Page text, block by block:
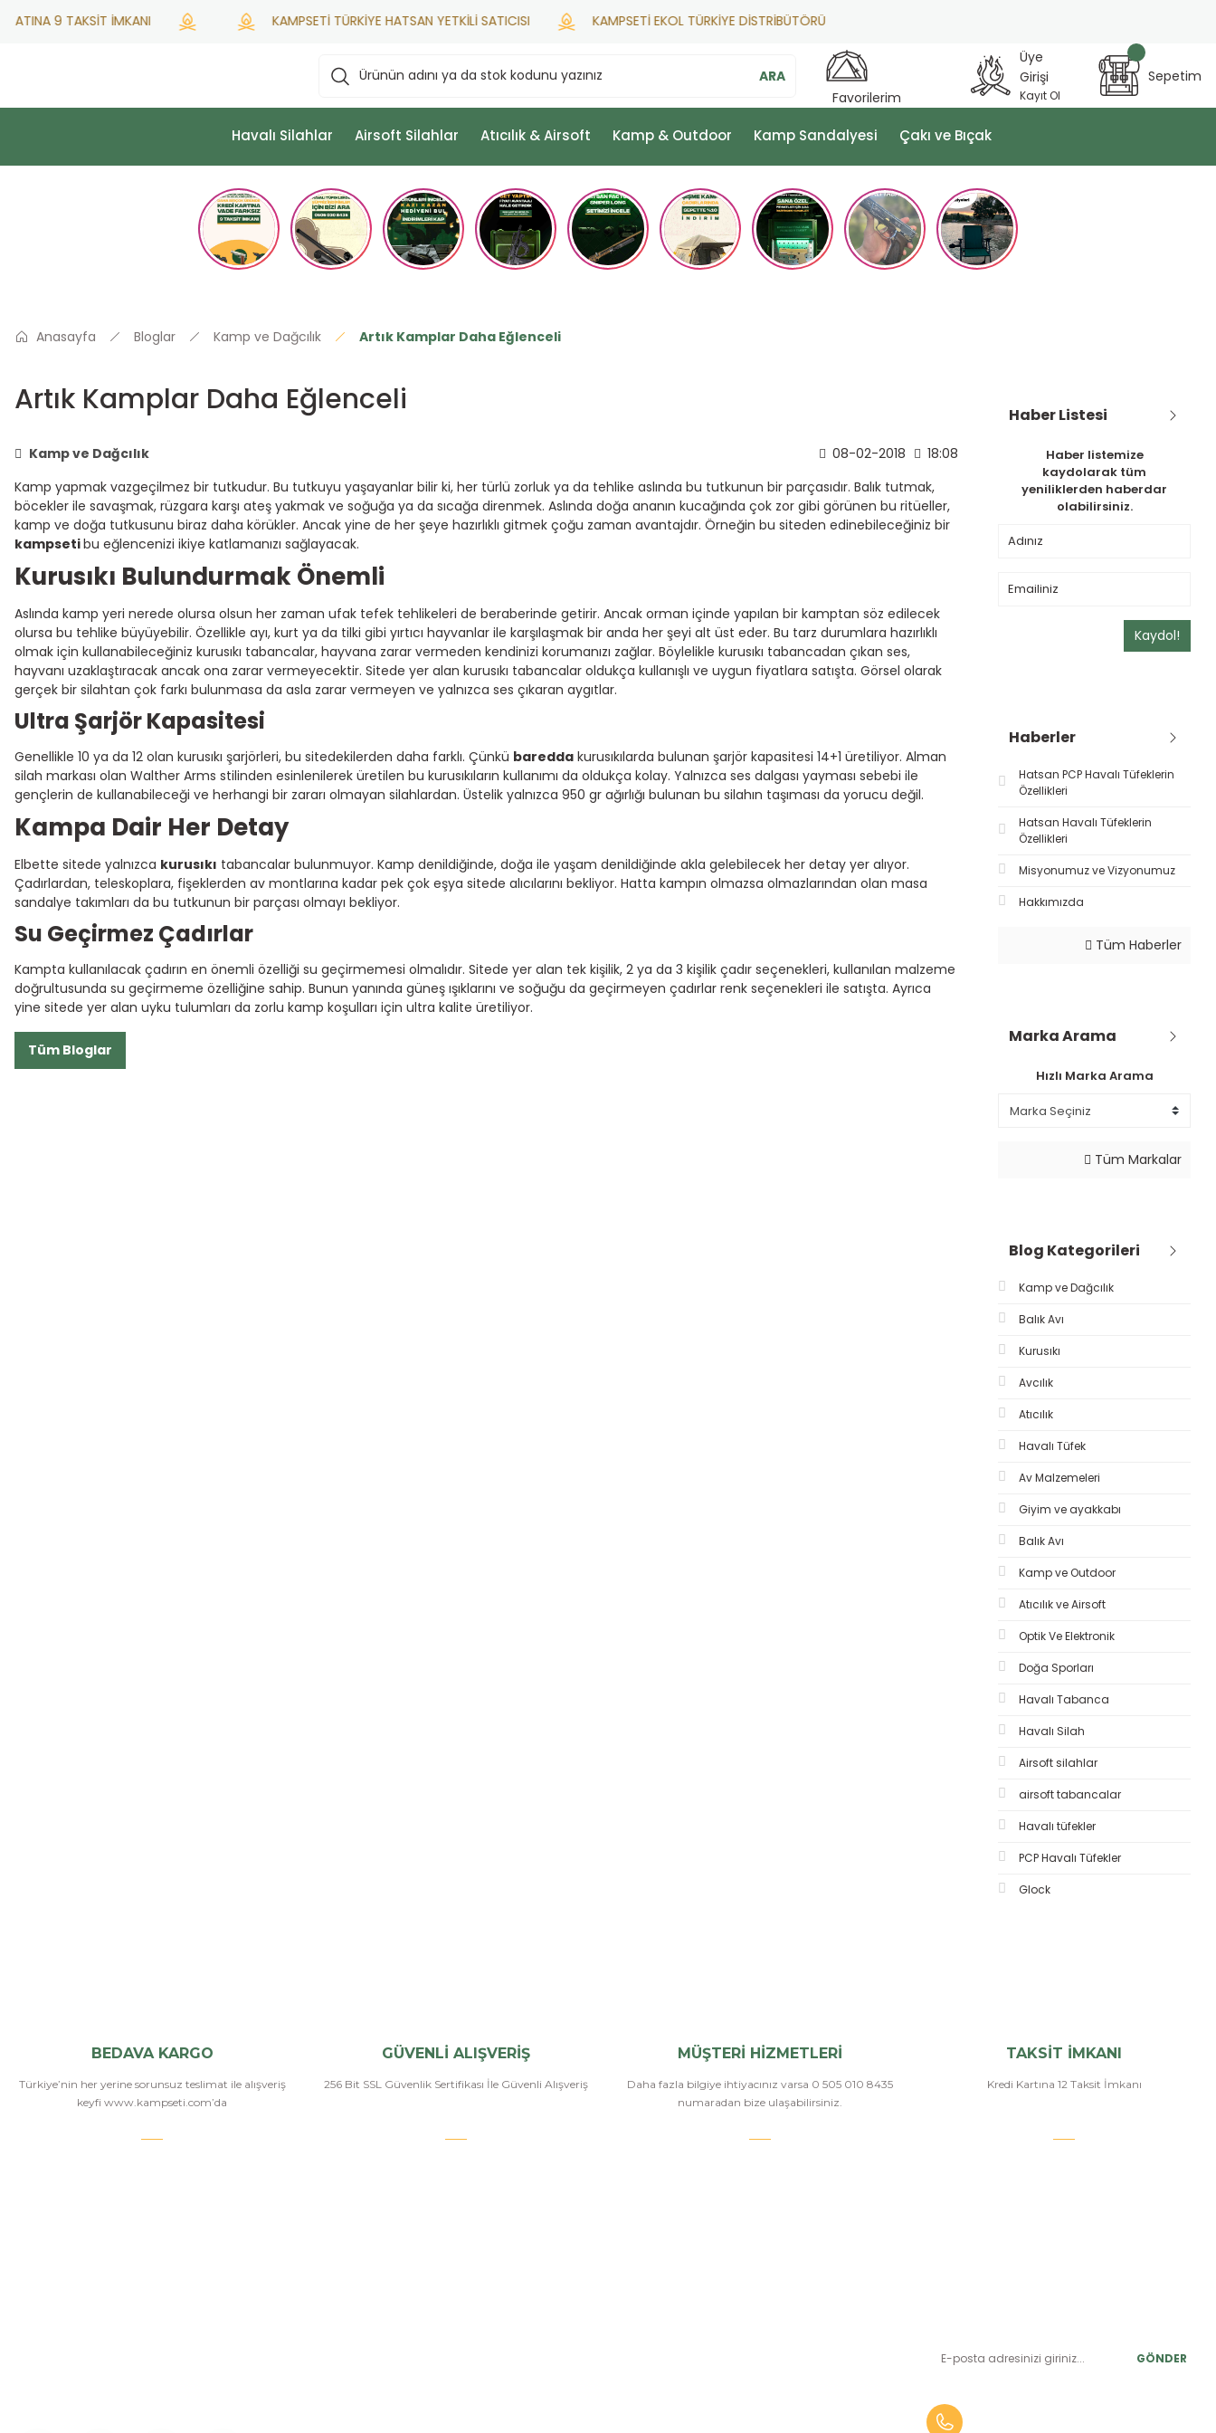
9 TAKSİT İMKANI KAMPSETİ TÜRKİYE HATSAN YETKİLİ SATICISI KAMPSETİ EKOL TÜRKİYE DİSTRİBÜTÖRÜ
ARA
Favorilerim
Üye
Girişi
Kayıt Ol
Sepetim
Havalı Silahlar Airsoft Silahlar Atıcılık & Airsoft Kamp & Outdoor Kamp Sandalyesi Çakı ve Bıçak
Anasayfa Bloglar Kamp ve Dağcılık Artık Kamplar Daha Eğlenceli
Artık Kamplar Daha Eğlenceli
Kamp ve Dağcılık 08-02-2018
18:08
Kamp yapmak vazgeçilmez bir tutkudur. Bu tutkuyu yaşayanlar bilir ki, her türlü zorluk ya da tehlike aslında bu tutkunun bir parçasıdır. Balık tutmak,
böcekler ile savaşmak, rüzgara karşı ateş yakmak ve soğuğa ya da sıcağa direnmek. Aslında doğa ananın kucağında çok zor gibi görünen bu ritüeller,
kamp ve doğa tutkusunu biraz daha körükler. Ancak yine de her şeye hazırlıklı gitmek çoğu zaman avantajdır. Örneğin bu siteden edinebileceğiniz bir
kampsetibu eğlencenizi ikiye katlamanızı sağlayacak.
Kurusıkı Bulundurmak Önemli
Aslında kamp yeri nerede olursa olsun her zaman ufak tefek tehlikeleri de beraberinde getirir. Ancak orman içinde yapılan bir kamptan söz edilecek
olursa bu tehlike büyüyebilir. Özellikle ayı, kurt ya da tilki gibi yırtıcı hayvanlar ile karşılaşmak bir anda her şeyi alt üst eder. Bu tarz durumlara hazırlıklı
olmak için kullanabileceğiniz kurusıkı tabancalar, hayvana zarar vermeden kendinizi korumanızı zağlar. Böylelikle kurusıkı tabancadan çıkan ses,
hayvanı uzaklaştıracak ancak ona zarar vermeyecektir. Sitede yer alan kurusıkı tabancalar oldukça kullanışlı ve uygun fiyatlara satışta. Görsel olarak
gerçek bir silahtan çok farkı bulunmasa da asla zarar vermeyen ve yalnızca ses çıkaran aygıtlar.
Ultra Şarjör Kapasitesi
Genellikle 10 ya da 12 olan kurusıkı şarjörleri, bu sitedekilerden daha farklı. Çünkü baredda kurusıkılarda bulunan şarjör kapasitesi 14+1 üretiliyor. Alman
silah markası olan Walther Arms stilinden esinlenilerek üretilen bu kurusıkıların kullanımı da oldukça kolay. Yalnızca ses dalgası yayması sebebi ile
gençlerin de kullanabileceği ve herhangi bir zararı olmayan silahlardan. Üstelik yalnızca 950 gr ağırlığı bulunan bu silahın taşıması da yorucu değil.
Kampa Dair Her Detay
Elbette sitede yalnızca kurusıkı tabancalar bulunmuyor. Kamp denildiğinde, doğa ile yaşam denildiğinde akla gelebilecek her detay yer alıyor.
Çadırlardan, teleskoplara, fişeklerden av montlarına kadar pek çok eşya sitede alıcılarını bekliyor. Hatta kampın olmazsa olmazlarından olan masa
sandalye takımları da bu tutkunun bir parçası olmayı bekliyor.
Su Geçirmez Çadırlar
Kampta kullanılacak çadırın en önemli özelliği su geçirmemesi olmalıdır. Sitede yer alan tek kişilik, 2 ya da 3 kişilik çadır seçenekleri, kullanılan malzeme
doğrultusunda su geçirmeme özelliğine sahip. Bunun yanında güneş ışıklarını ve soğuğu da geçirmeyen çadırlar renk seçenekleri ile satışta. Ayrıca
yine sitede yer alan uyku tulumları da zorlu kamp koşulları için ultra kalite üretiliyor.
Tüm Bloglar
Haber Listesi
Haber listemize
kaydolarak tüm
yeniliklerden haberdar
olabilirsiniz.
Kaydol!
Haberler
Hatsan PCP Havalı Tüfeklerin
Özellikleri
Hatsan Havalı Tüfeklerin
Özellikleri
Misyonumuz ve Vizyonumuz
Hakkımızda
Tüm Haberler
Marka Arama
Hızlı Marka Arama
Tüm Markalar
Blog Kategorileri
Kamp ve Dağcılık
Balık Avı
Kurusıkı
Avcılık
Atıcılık
Havalı Tüfek
Av Malzemeleri
Giyim ve ayakkabı
Balık Avı
Kamp ve Outdoor
Atıcılık ve Airsoft
Optik Ve Elektronik
Doğa Sporları
Havalı Tabanca
Havalı Silah
Airsoft silahlar
airsoft tabancalar
Havalı tüfekler
PCP Havalı Tüfekler
Glock
BEDAVA KARGO
Türkiye’nin her yerine sorunsuz teslimat ile alışveriş
keyfi www.kampseti.com’da
GÜVENLİ ALIŞVERİŞ
256 Bit SSL Güvenlik Sertifikası İle Güvenli Alışveriş
MÜŞTERİ HİZMETLERİ
Daha fazla bilgiye ihtiyacınız varsa 0 505 010 8435
numaradan bize ulaşabilirsiniz.
TAKSİT İMKANI
Kredi Kartına 12 Taksit İmkanı
GÖNDER